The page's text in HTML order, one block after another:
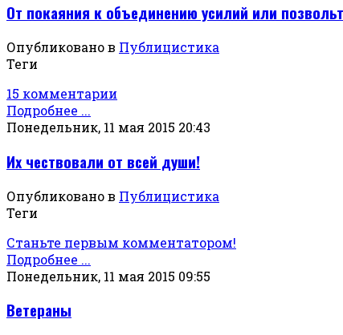
От покаяния к объединению усилий или
Опубликовано в Публицистика
Теги
15 комментарии
Подробнее ...
Понедельник, 11 мая 2015 20:43
Их чествовали от всей души!
Опубликовано в Публицистика
Теги
Станьте первым комментатором!
Подробнее ...
Понедельник, 11 мая 2015 09:55
Ветераны